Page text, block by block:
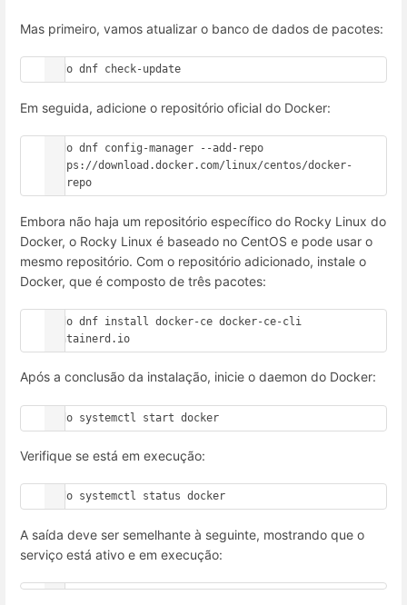
Mas primeiro, vamos atualizar o banco de dados de pacotes:
sudo dnf check-update
Em seguida, adicione o repositório oficial do Docker:
sudo dnf config-manager --add-repo
https://download.docker.com/linux/centos/docker-
ce.repo
Embora não haja um repositório específico do Rocky Linux do
Docker, o Rocky Linux é baseado no CentOS e pode usar o
mesmo repositório. Com o repositório adicionado, instale o
Docker, que é composto de três pacotes:
sudo dnf install docker-ce docker-ce-cli
containerd.io
Após a conclusão da instalação, inicie o daemon do Docker:
sudo systemctl start docker
Verifique se está em execução:
sudo systemctl status docker
A saída deve ser semelhante à seguinte, mostrando que o
serviço está ativo e em execução: